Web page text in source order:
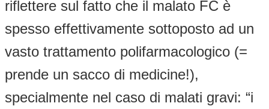
riflettere sul fatto che il malato FC è
spesso effettivamente sottoposto ad un
vasto trattamento polifarmacologico (=
prende un sacco di medicine!),
specialmente nel caso di malati gravi: “i